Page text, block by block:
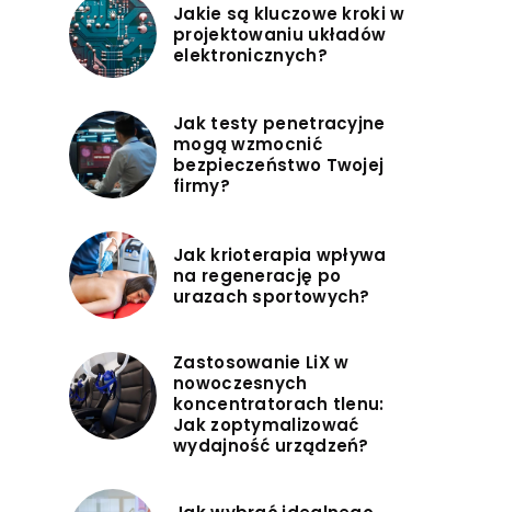
Jakie są kluczowe kroki w
projektowaniu układów
elektronicznych?
Jak testy penetracyjne
mogą wzmocnić
bezpieczeństwo Twojej
firmy?
Jak krioterapia wpływa
na regenerację po
urazach sportowych?
Zastosowanie LiX w
nowoczesnych
koncentratorach tlenu:
Jak zoptymalizować
wydajność urządzeń?